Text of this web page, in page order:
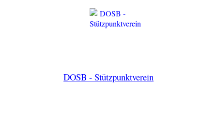
DOSB - Stützpunktverein